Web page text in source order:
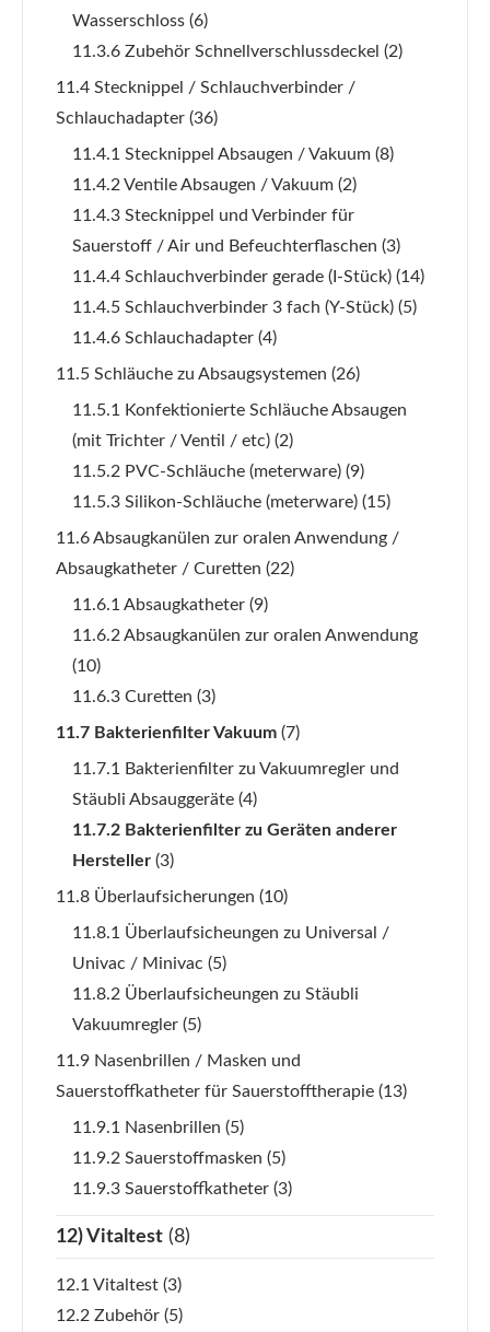
Wasserschloss (6)
11.3.6 Zubehör Schnellverschlussdeckel (2)
11.4 Stecknippel / Schlauchverbinder /
Schlauchadapter (36)
11.4.1 Stecknippel Absaugen / Vakuum (8)
11.4.2 Ventile Absaugen / Vakuum (2)
11.4.3 Stecknippel und Verbinder für
Sauerstoff / Air und Befeuchterflaschen (3)
11.4.4 Schlauchverbinder gerade (I-Stück) (14)
11.4.5 Schlauchverbinder 3 fach (Y-Stück) (5)
11.4.6 Schlauchadapter (4)
11.5 Schläuche zu Absaugsystemen (26)
11.5.1 Konfektionierte Schläuche Absaugen
(mit Trichter / Ventil / etc) (2)
11.5.2 PVC-Schläuche (meterware) (9)
11.5.3 Silikon-Schläuche (meterware) (15)
11.6 Absaugkanülen zur oralen Anwendung /
Absaugkatheter / Curetten (22)
11.6.1 Absaugkatheter (9)
11.6.2 Absaugkanülen zur oralen Anwendung
(10)
11.6.3 Curetten (3)
11.7 Bakterienfilter Vakuum (7)
11.7.1 Bakterienfilter zu Vakuumregler und
Stäubli Absauggeräte (4)
11.7.2 Bakterienfilter zu Geräten anderer
Hersteller (3)
11.8 Überlaufsicherungen (10)
11.8.1 Überlaufsicheungen zu Universal /
Univac / Minivac (5)
11.8.2 Überlaufsicheungen zu Stäubli
Vakuumregler (5)
11.9 Nasenbrillen / Masken und
Sauerstoffkatheter für Sauerstofftherapie (13)
11.9.1 Nasenbrillen (5)
11.9.2 Sauerstoffmasken (5)
11.9.3 Sauerstoffkatheter (3)
12) Vitaltest (8)
12.1 Vitaltest (3)
12.2 Zubehör (5)